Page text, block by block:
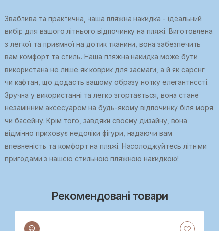
Зваблива та практична, наша пляжна накидка - ідеальний
вибір для вашого літнього відпочинку на пляжі. Виготовлена
з легкої та приємної на дотик тканини, вона забезпечить
вам комфорт та стиль. Наша пляжна накидка може бути
використана не лише як коврик для засмаги, а й як саронг
чи кафтан, що додасть вашому образу нотку елегантності.
Зручна у використанні та легко згортається, вона стане
незамінним аксесуаром на будь-якому відпочинку біля моря
чи басейну. Крім того, завдяки своєму дизайну, вона
відмінно приховує недоліки фігури, надаючи вам
впевненість та комфорт на пляжі. Насолоджуйтесь літніми
пригодами з нашою стильною пляжною накидкою!
Рекомендовані товари